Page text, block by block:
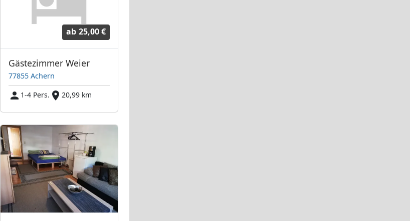
ab 25,00 €
Gästezimmer Weier
77855 Achern
1-4 Pers.
20,99 km